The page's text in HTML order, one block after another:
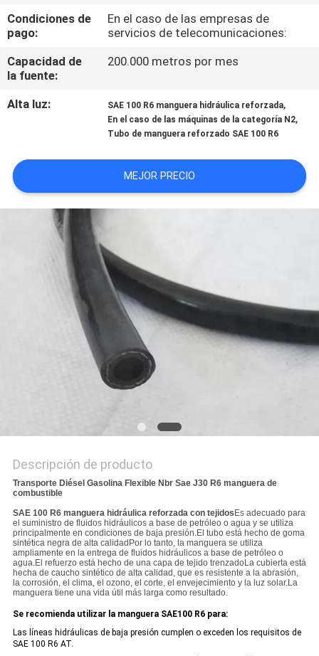
ÉNTRENOS
EN
CONTACTO
CON
PIDA
UNA
Condiciones de
pago:
En el caso de las empresas de
servicios de telecomunicaciones:
Capacidad de
la fuente:
200.000 metros por mes
Alta luz: SAE 100 R6 manguera hidráulica reforzada,
En el caso de las máquinas de la categoría N2,
Tubo de manguera reforzado SAE 100 R6
MEJOR PRECIO
Descripción de producto
Transporte Diésel Gasolina Flexible Nbr Sae J30 R6 manguera de
combustible
SAE 100 R6 manguera hidráulica reforzada con tejidosEs adecuado para
el suministro de fluidos hidráulicos a base de petróleo o agua y se utiliza
principalmente en condiciones de baja presión.El tubo está hecho de goma
sintética negra de alta calidadPor lo tanto, la manguera se utiliza
ampliamente en la entrega de fluidos hidráulicos a base de petróleo o
agua.El refuerzo está hecho de una capa de tejido trenzadoLa cubierta está
hecha de caucho sintético de alta calidad, que es resistente a la abrasión,
la corrosión, el clima, el ozono, el corte, el envejecimiento y la luz solar.La
manguera tiene una vida útil más larga como resultado.
Se recomienda utilizar la manguera SAE100 R6 para:
Las líneas hidráulicas de baja presión cumplen o exceden los requisitos de
SAE 100 R6 AT.